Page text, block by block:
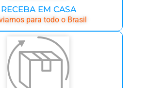
RECEBA EM CASA
para todo o Brasil